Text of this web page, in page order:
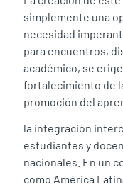
simplemente una
necesidad
para encuentros,
académico, se
fortalecimiento de
promoción del
la integración
estudiantes y
nacionales. En un
como América